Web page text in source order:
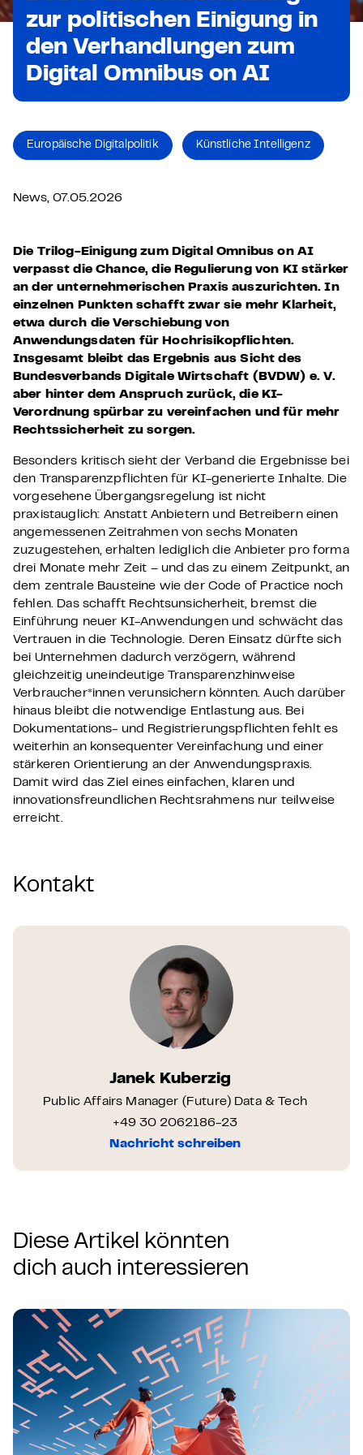
zur politischen Einigung in
den Verhandlungen zum
Digital Omnibus on AI
Europäische Digitalpolitik Künstliche Intelligenz
News, 07.05.2026
Die Trilog-Einigung zum Digital Omnibus on AI
verpasst die Chance, die Regulierung von KI stärker
an der unternehmerischen Praxis auszurichten. In
einzelnen Punkten schafft zwar sie mehr Klarheit,
etwa durch die Verschiebung von
Anwendungsdaten für Hochrisikopflichten.
Insgesamt bleibt das Ergebnis aus Sicht des
Bundesverbands Digitale Wirtschaft (BVDW) e. V.
aber hinter dem Anspruch zurück, die KI-
Verordnung spürbar zu vereinfachen und für mehr
Rechtssicherheit zu sorgen.
Besonders kritisch sieht der Verband die Ergebnisse bei
den Transparenzpflichten für KI-generierte Inhalte. Die
vorgesehene Übergangsregelung ist nicht
praxistauglich: Anstatt Anbietern und Betreibern einen
angemessenen Zeitrahmen von sechs Monaten
zuzugestehen, erhalten lediglich die Anbieter pro forma
drei Monate mehr Zeit – und das zu einem Zeitpunkt, an
dem zentrale Bausteine wie der Code of Practice noch
fehlen. Das schafft Rechtsunsicherheit, bremst die
Einführung neuer KI-Anwendungen und schwächt das
Vertrauen in die Technologie. Deren Einsatz dürfte sich
bei Unternehmen dadurch verzögern, während
gleichzeitig uneindeutige Transparenzhinweise
Verbraucher*innen verunsichern könnten. Auch darüber
hinaus bleibt die notwendige Entlastung aus. Bei
Dokumentations- und Registrierungspflichten fehlt es
weiterhin an konsequenter Vereinfachung und einer
stärkeren Orientierung an der Anwendungspraxis.
Damit wird das Ziel eines einfachen, klaren und
innovationsfreundlichen Rechtsrahmens nur teilweise
erreicht.
Kontakt
Janek Kuberzig
Public Affairs Manager (Future) Data & Tech
+49 30 2062186-23
Nachricht schreiben
Diese Artikel könnten
dich auch interessieren